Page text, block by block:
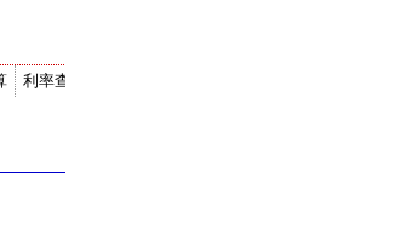
利率查询